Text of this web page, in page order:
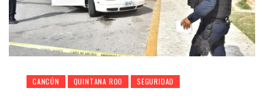
CANCÚN QUINTANA ROO SEGURIDAD